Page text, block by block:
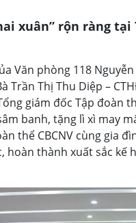
xuân” rộn ràng tại
Văn phòng 118
Trần Thị Thu Diệp –
giám đốc Tập đoàn
banh, tặng lì xì may
thể CBCNV cùng gia
hoàn thành xuất sắc kế